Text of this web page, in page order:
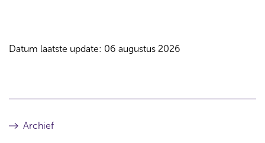
Datum laatste update: 06 augustus 2026
Archief